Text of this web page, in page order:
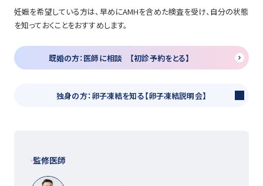
妊娠を希望している方は、早めにAMHを含めた検査を受け、自分の状態
を知っておくことをおすすめします。
既婚の方：医師に相談 【初診予約をとる】
独身の方：卵子凍結を知る【卵子凍結説明会】
監修医師